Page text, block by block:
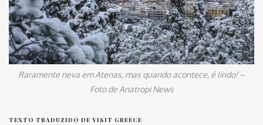
Raramente neva em Atenas, mas quando acontece, é lindo! –
Foto de Anatropi News
TEXTO TRADUZIDO DE VISIT GREECE